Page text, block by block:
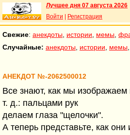
Лучшее дня 07 августа 2026
Войти
Регистрация
Свежие: анекдоты истории мемы
Случайные: анекдоты истории мемы
АНЕКДОТ №-2062500012
Все знают, как мы изображаем
т. д.: пальцами рук
делаем глаза "щелочки".
А теперь представьте, как